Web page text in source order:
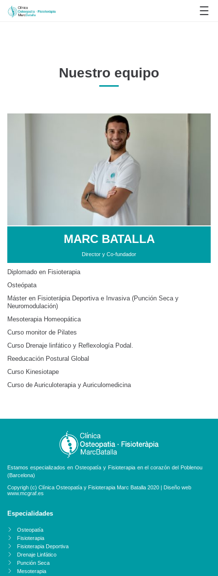
Nuestro equipo
MARC BATALLA
Director y Co-fundador
Diplomado en Fisioterapia
Osteópata
Máster en Fisioterápia Deportiva e Invasiva (Punción Seca y
Neuromodulación)
Mesoterapia Homeopática
Curso monitor de Pilates
Curso Drenaje linfático y Reflexología Podal.
Reeducación Postural Global
Curso Kinesiotape
Curso de Auriculoterapia y Auriculomedicina
Estamos especializados en Osteopatía y Fisioterapia en el corazón del Poblenou
(Barcelona)
Copyrigh (c) Clínica Osteopatía y Fisioterapia Marc Batalla 2020 | Diseño web
www.mcgraf.es
Especialidades
Osteopatía
Fisioterapia
Fisioterapia Deportiva
Drenaje Linfático
Punción Seca
Mesoterapia